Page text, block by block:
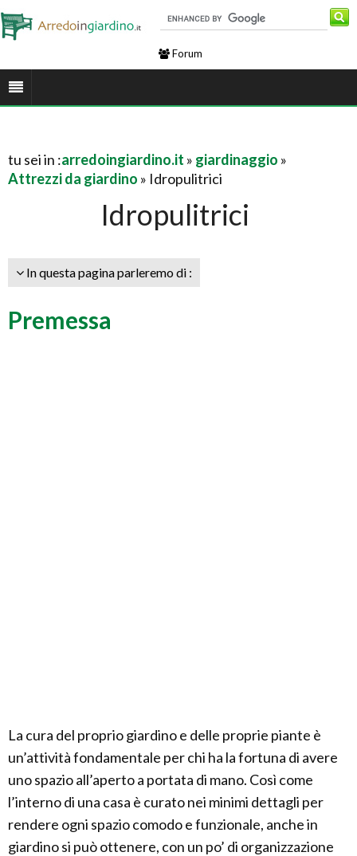
Forum
tu sei in :arredoingiardino.it » giardinaggio »
Attrezzi da giardino » Idropulitrici
Idropulitrici
In questa pagina parleremo di :
Premessa
La cura del proprio giardino e delle proprie piante è
un’attività fondamentale per chi ha la fortuna di avere
uno spazio all’aperto a portata di mano. Così come
l’interno di una casa è curato nei minimi dettagli per
rendere ogni spazio comodo e funzionale, anche in
giardino si può ottenere, con un po’ di organizzazione